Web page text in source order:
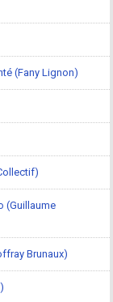
(Fany Lignon)
(Guillaume
Brunaux)